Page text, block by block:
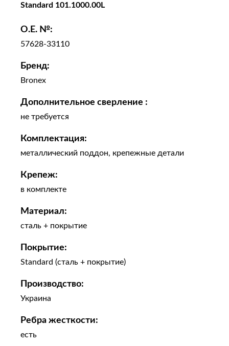
Standard 101.1000.00L
O.E. №:
57628-33110
Бренд:
Bronex
Дополнительное сверление :
не требуется
Комплектация:
металлический поддон, крепежные детали
Крепеж:
в комплекте
Материал:
сталь + покрытие
Покрытие:
Standard (сталь + покрытие)
Производство:
Украина
Ребра жесткости:
есть